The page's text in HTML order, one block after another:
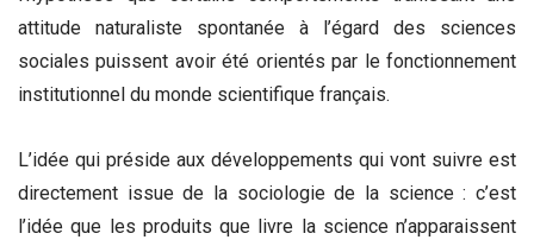
attitude naturaliste spontanée à l’égard des sciences
sociales puissent avoir été orientés par le fonctionnement
institutionnel du monde scientifique français.
L’idée qui préside aux développements qui vont suivre est
directement issue de la sociologie de la science : c’est
l’idée que les produits que livre la science n’apparaissent